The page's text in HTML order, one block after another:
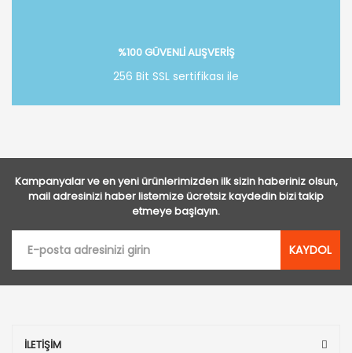
%100 GÜVENLİ ALIŞVERİŞ
256 Bit SSL sertifikası ile
Kampanyalar ve en yeni ürünlerimizden ilk sizin haberiniz olsun,
mail adresinizi haber listemize ücretsiz kaydedin bizi takip
etmeye başlayın.
KAYDOL
İLETİŞİM